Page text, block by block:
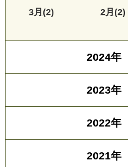
3月(2) 2月(2)
2024年
2023年
2022年
2021年